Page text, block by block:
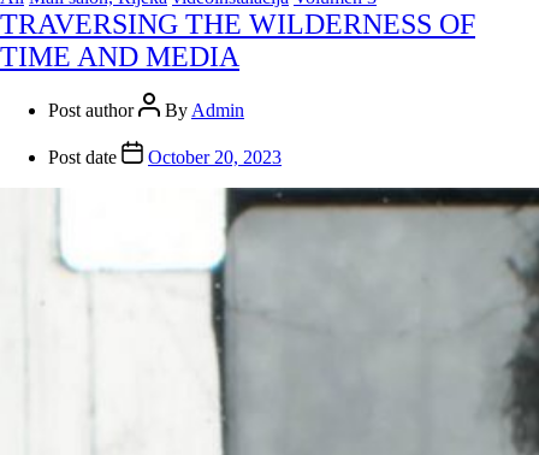
TRAVERSING THE WILDERNESS OF
TIME AND MEDIA
Post author By Admin
Post date October 20, 2023